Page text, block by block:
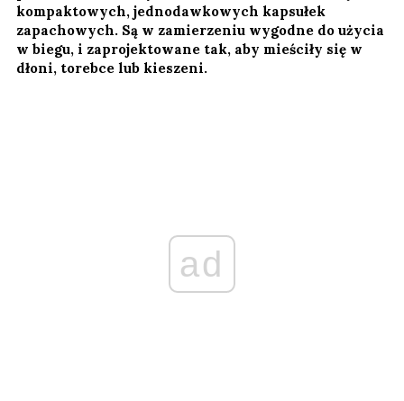
kompaktowych, jednodawkowych kapsułek
zapachowych. Są w zamierzeniu wygodne do użycia
w biegu, i zaprojektowane tak, aby mieściły się w
dłoni, torebce lub kieszeni.
ad